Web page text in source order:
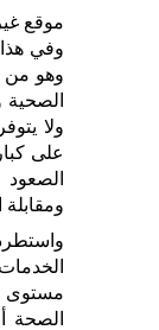
موقع
وفي هذا
ولا
على
مستوى
الصحة